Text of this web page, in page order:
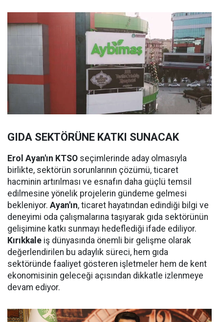
GIDA SEKTÖRÜNE KATKI SUNACAK
Erol Ayan'ın KTSO seçimlerinde aday olmasıyla
birlikte, sektörün sorunlarının çözümü, ticaret
hacminin artırılması ve esnafın daha güçlü temsil
edilmesine yönelik projelerin gündeme gelmesi
bekleniyor. Ayan'ın, ticaret hayatından edindiği bilgi ve
deneyimi oda çalışmalarına taşıyarak gıda sektörünün
gelişimine katkı sunmayı hedeflediği ifade ediliyor.
Kırıkkale iş dünyasında önemli bir gelişme olarak
değerlendirilen bu adaylık süreci, hem gıda
sektöründe faaliyet gösteren işletmeler hem de kent
ekonomisinin geleceği açısından dikkatle izlenmeye
devam ediyor.